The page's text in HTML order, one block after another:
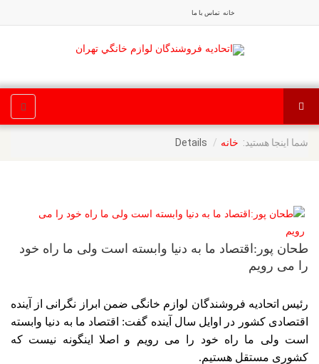
خانه تماس با ما
شما اینجا هستید: خانه Details
طحان پور:اقتصاد ما به دنیا وابسته است ولی ما راه خود
را می رویم
رئیس اتحادیه فروشندگان لوازم خانگی ضمن ابراز نگرانی از آینده
اقتصادی کشور در اوایل سال آینده گفت: اقتصاد ما به دنیا وابسته
است ولی ما راه خود را می رویم و اصلا اینگونه نیست که
کشوری مستقل هستیم.